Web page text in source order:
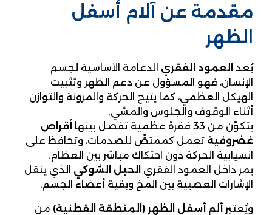
مقدمة عن آلام أسفل
الظهر
يُعد العمود الفقري الدعامة الأساسية لجسم
الإنسان، فهو المسؤول عن دعم الظهر وتثبيت
الهيكل العظمي، كما يتيح الحركة والمرونة والتوازن
أثناء الوقوف والجلوس والمشي.
يتكوّن من 33 فقرة عظمية تفصل بينها
أقراص
غضروفية تعمل كممتصٍّ للصدمات، وتحافظ على
انسيابية الحركة دون احتكاك مباشر بين العظام.
يمر داخل العمود الفقري
الحبل الشوكي الذي ينقل
الإشارات العصبية بين المخ وبقية أعضاء الجسم.
ويُعتبر ألم أسفل الظهر (المنطقة القطنية) من